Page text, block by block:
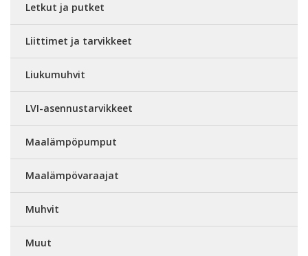
Letkut ja putket
Liittimet ja tarvikkeet
Liukumuhvit
LVI-asennustarvikkeet
Maalämpöpumput
Maalämpövaraajat
Muhvit
Muut